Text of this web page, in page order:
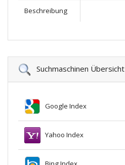
Beschreibung
Suchmaschinen Übersicht
Google Index
Yahoo Index